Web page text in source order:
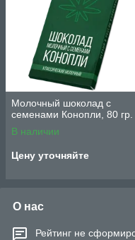
Молочный шоколад с
семенами Конопли, 80 гр.
В наличии
Цену уточняйте
О нас
Рейтинг не